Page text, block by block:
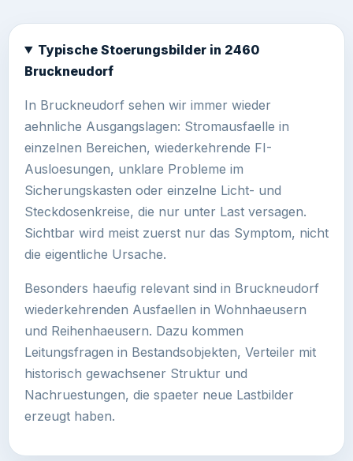
Typische Stoerungsbilder in 2460
Bruckneudorf
In Bruckneudorf sehen wir immer wieder
aehnliche Ausgangslagen: Stromausfaelle in
einzelnen Bereichen, wiederkehrende FI-
Ausloesungen, unklare Probleme im
Sicherungskasten oder einzelne Licht- und
Steckdosenkreise, die nur unter Last versagen.
Sichtbar wird meist zuerst nur das Symptom, nicht
die eigentliche Ursache.
Besonders haeufig relevant sind in Bruckneudorf
wiederkehrenden Ausfaellen in Wohnhaeusern
und Reihenhaeusern. Dazu kommen
Leitungsfragen in Bestandsobjekten, Verteiler mit
historisch gewachsener Struktur und
Nachruestungen, die spaeter neue Lastbilder
erzeugt haben.